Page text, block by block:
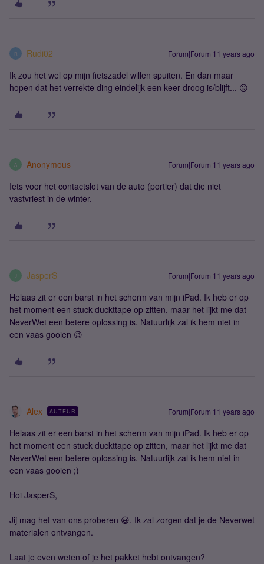
R Rudi02 Forum|Forum|11 years ago
Ik zou het wel op mijn fietszadel willen spuiten. En dan maar
hopen dat het verrekte ding eindelijk een keer droog is/blijft... 😛
A Anonymous Forum|Forum|11 years ago
Iets voor het contactslot van de auto (portier) dat die niet
vastvriest in de winter.
J JasperS Forum|Forum|11 years ago
Helaas zit er een barst in het scherm van mijn iPad. Ik heb er op
het moment een stuck duckttape op zitten, maar het lijkt me dat
NeverWet een betere oplossing is. Natuurlijk zal ik hem niet in
een vaas gooien 😉
Alex AUTEUR Forum|Forum|11 years ago
Helaas zit er een barst in het scherm van mijn iPad. Ik heb er op
het moment een stuck duckttape op zitten, maar het lijkt me dat
NeverWet een betere oplossing is. Natuurlijk zal ik hem niet in
een vaas gooien ;)
Hoi JasperS,
Jij mag het van ons proberen 😃. Ik zal zorgen dat je de Neverwet
materialen ontvangen.
Laat je even weten of je het pakket hebt ontvangen?